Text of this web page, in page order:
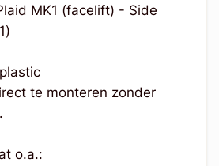
MK1 (facelift) - Side
te monteren zonder
o.a.: